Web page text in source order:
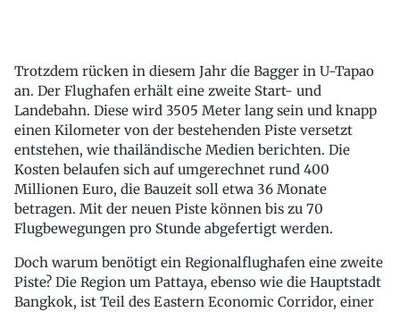
Trotzdem rücken in diesem Jahr die Bagger in U-Tapao
an. Der Flughafen erhält eine zweite Start- und
Landebahn. Diese wird 3505 Meter lang sein und knapp
einen Kilometer von der bestehenden Piste versetzt
entstehen, wie thailändische Medien berichten. Die
Kosten belaufen sich auf umgerechnet rund 400
Millionen Euro, die Bauzeit soll etwa 36 Monate
betragen. Mit der neuen Piste können bis zu 70
Flugbewegungen pro Stunde abgefertigt werden.
Doch warum benötigt ein Regionalflughafen eine zweite
Piste? Die Region um Pattaya, ebenso wie die Hauptstadt
Bangkok, ist Teil des Eastern Economic Corridor, einer